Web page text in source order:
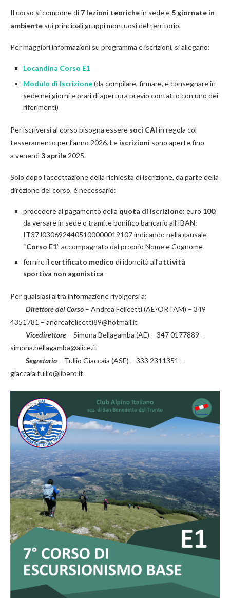
Il corso si compone di 7 lezioni teorichein sede e 5 giornate in
ambiente sui principali gruppi montuosi del territorio.
Per maggiori informazioni su programma e iscrizioni, si allegano:
Locandina Corso E1
Modulo di Iscrizione(da compilare, firmare, e consegnare in
sede nei giorni e orari di apertura previo contatto con uno dei
riferimenti)
Per iscriversi al corso bisogna essere soci CAI in regola col
tesseramento per l’anno 2026. Le iscrizioni sono aperte fino
a venerdì 3 aprile 2025.
Solo dopo l’accettazione della richiesta di iscrizione, da parte della
direzione del corso, è necessario:
procedere al pagamento della quota di iscrizione: euro 100,
da versarein sede o tramite bonifico bancario all’IBAN:
IT37J0306924405100000019107indicando nella causale
“Corso E1” accompagnato dal proprio NomeeCognome
fornire il certificato medico di idoneità all’attività
sportiva non agonistica
Per qualsiasi altra informazione rivolgersi a:
Direttore del Corso – Andrea Felicetti (AE-ORTAM) – 349
4351781 – andreafelicetti89@hotmail.it
Vicedirettore – Simona Bellagamba (AE) – 347 0177889 –
simona.bellagamba@alice.it
Segretario – Tullio Giaccaia (ASE) – 333 2311351 –
giaccaia.tullio@libero.it